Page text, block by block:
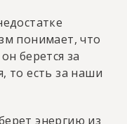
понимает, что
берется за
то есть за наши
энергию из